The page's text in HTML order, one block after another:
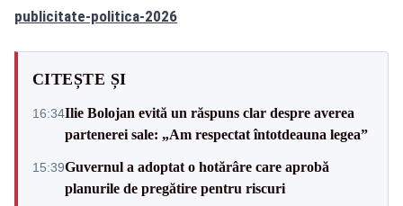
publicitate-politica-2026
CITEȘTE ȘI
16:34Ilie Bolojan evită un răspuns clar despre averea
partenerei sale: „Am respectat întotdeauna legea”
15:39Guvernul a adoptat o hotărâre care aprobă
planurile de pregătire pentru riscuri